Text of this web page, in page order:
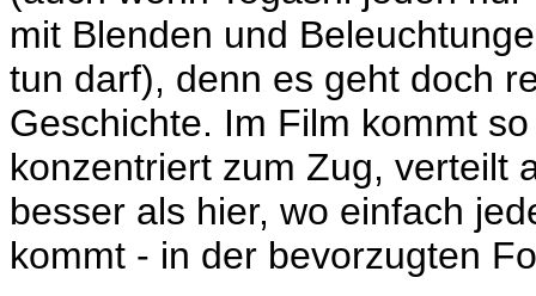
mit Blenden und
tun darf), denn es geht doch
Geschichte. Im Film kommt
konzentriert zum Zug, verteilt
besser als hier, wo einfach
kommt - in der bevorzugten